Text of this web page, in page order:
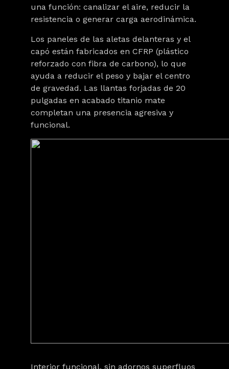
una función: canalizar el aire, reducir la
resistencia o generar carga aerodinámica.
Los paneles de las aletas delanteras y el
capó están fabricados en CFRP (plástico
reforzado con fibra de carbono), lo que
ayuda a reducir el peso y bajar el centro
de gravedad. Las llantas forjadas de 20
pulgadas en acabado titanio mate
completan una presencia agresiva y
funcional.
Interior funcional, sin adornos superfluos